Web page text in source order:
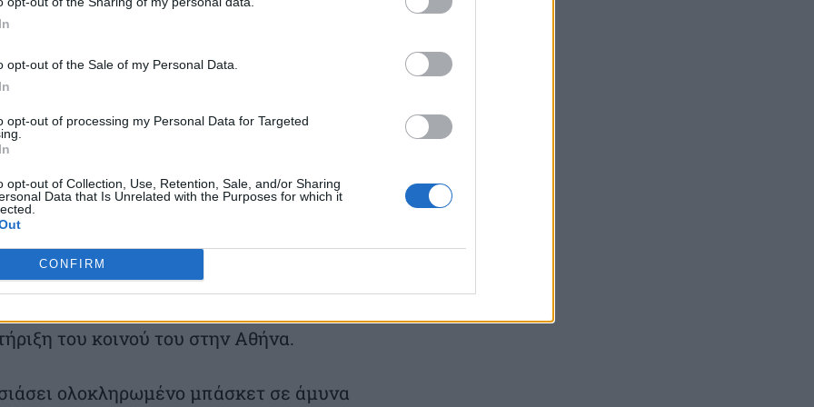
opt-out of the Sale of my Personal Data.
opt-out of processing my Personal Data for Targeted
opt-out of Collection, Use, Retention, Sale, and/or Sharing
Data that Is Unrelated with the Purposes for which it
CONFIRM
Φαλ, Φρανκ Νιλικίνα, Κίναν Έβανς,
Μπουρνελές — παραμένουν μέρος ενός
να είδαν το ίδιο… τρελό όνειρο το
Δευτέρα 25 Μαΐου και η ομάδα ήταν
ο Ολυμπιακός μπαίνει στον τελικό ως
του κοινού του στην Αθήνα.
ολοκληρωμένο μπάσκετ σε άμυνα